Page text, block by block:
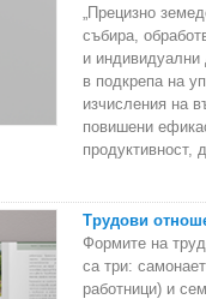
„Прецизно
събира,
и индивидуални
в подкрепа на
изчисления на
повишени
продуктивност,
Трудови
Формите на
са три:
работници) и